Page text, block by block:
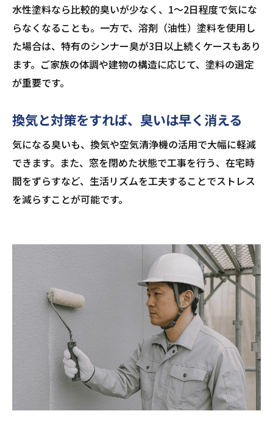
水性塗料なら比較的臭いが少なく、1〜2日程度で気にな
らなくなることも。一方で、溶剤（油性）塗料を使用し
た場合は、特有のシンナー臭が3日以上続くケースもあり
ます。ご家族の体調や建物の構造に応じて、塗料の選定
が重要です。
換気と対策をすれば、臭いは早く消える
気になる臭いも、換気や空気清浄機の活用で大幅に軽減
できます。また、窓を閉めた状態で工事を行う、在宅時
間をずらすなど、生活リズムを工夫することでストレス
を減らすことが可能です。